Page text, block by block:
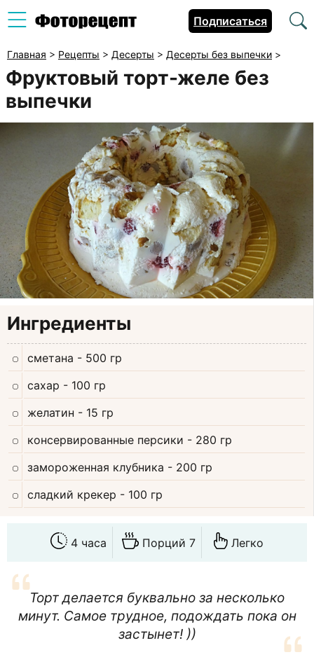
Подписаться
Главная > Рецепты > Десерты > Десерты без выпечки >
Фруктовый торт-желе без
выпечки
Ингредиенты
сметана - 500 гр
сахар - 100 гр
желатин - 15 гр
консервированные персики - 280 гр
замороженная клубника - 200 гр
сладкий крекер - 100 гр
4 часа Порций 7 Легко
Торт делается буквально за несколько
минут. Самое трудное, подождать пока он
застынет! ))